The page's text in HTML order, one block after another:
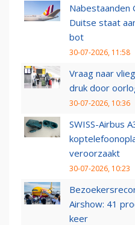
Nabestaanden
Duitse staat
bot
30-07-2026, 11:58
Vraag naar
druk door
30-07-2026, 10:36
SWISS-Airbus
veroorzaakt
30-07-2026, 10:23
Airshow: 41
keer